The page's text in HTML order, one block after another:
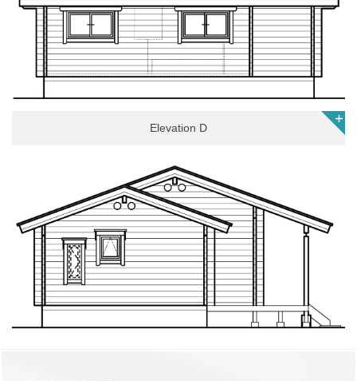
Elevation D